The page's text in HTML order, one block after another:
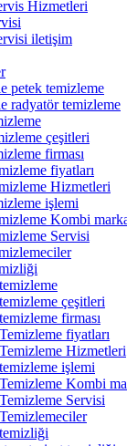
Hizmetleri
iletişim
petek temizleme
radyatör temizleme
çeşitleri
firması
fiyatları
Hizmetleri
işlemi
Kombi
Servisi
çeşitleri
firması
fiyatları
Hizmetleri
işlemi
Kombi
Servisi